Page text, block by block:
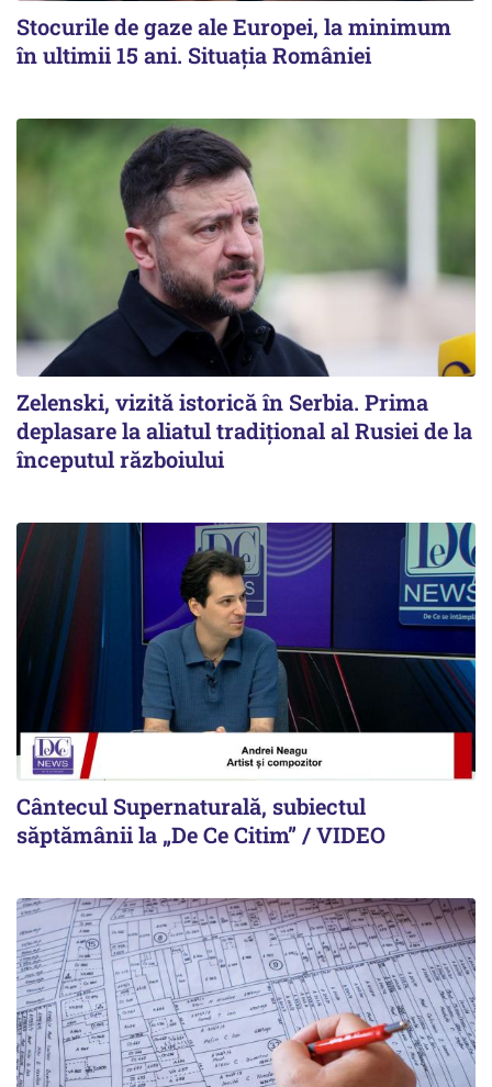
Stocurile de gaze ale Europei, la minimum
în ultimii 15 ani. Situația României
Zelenski, vizită istorică în Serbia. Prima
deplasare la aliatul tradițional al Rusiei de la
începutul războiului
Cântecul Supernaturală, subiectul
săptămânii la „De Ce Citim” / VIDEO